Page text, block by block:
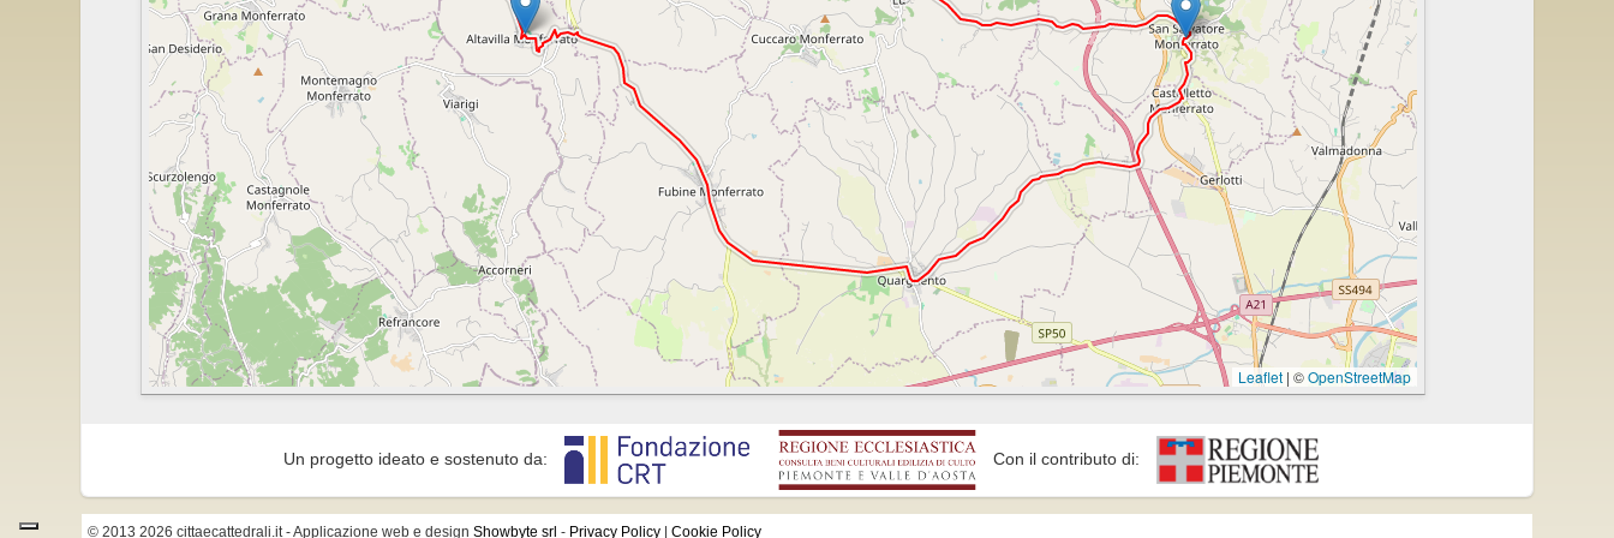
CHIESA SAN GIULIO (ALTAVILLA)
CHIESA DI SAN VINCENZO (CASORZO)
Casorzo è pochi minuti da Altavilla, Vignale, Montemagno, Grana e Grazzano Badoglio.
Leaflet | ©OpenStreetMap
Un progetto ideato e sostenuto da: Con il contributo di:
© 2013 2026 cittaecattedrali.it - Applicazione web e design Showbyte srl - Privacy Policy | Cookie Policy